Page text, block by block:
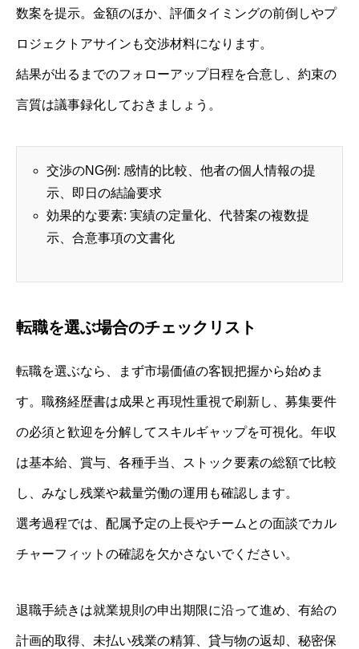
数案を提示。金額のほか、評価タイミングの前倒しやプ
ロジェクトアサインも交渉材料になります。
結果が出るまでのフォローアップ日程を合意し、約束の
言質は議事録化しておきましょう。
交渉のNG例: 感情的比較、他者の個人情報の提
示、即日の結論要求
効果的な要素: 実績の定量化、代替案の複数提
示、合意事項の文書化
転職を選ぶ場合のチェックリスト
転職を選ぶなら、まず市場価値の客観把握から始めま
す。職務経歴書は成果と再現性重視で刷新し、募集要件
の必須と歓迎を分解してスキルギャップを可視化。年収
は基本給、賞与、各種手当、ストック要素の総額で比較
し、みなし残業や裁量労働の運用も確認します。
選考過程では、配属予定の上長やチームとの面談でカル
チャーフィットの確認を欠かさないでください。
退職手続きは就業規則の申出期限に沿って進め、有給の
計画的取得、未払い残業の精算、貸与物の返却、秘密保